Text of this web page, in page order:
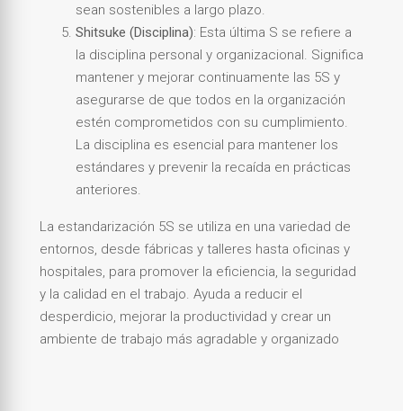
sean sostenibles a largo plazo.
Shitsuke (Disciplina): Esta última S se refiere a
la disciplina personal y organizacional. Significa
mantener y mejorar continuamente las 5S y
asegurarse de que todos en la organización
estén comprometidos con su cumplimiento.
La disciplina es esencial para mantener los
estándares y prevenir la recaída en prácticas
anteriores.
La estandarización 5S se utiliza en una variedad de
entornos, desde fábricas y talleres hasta oficinas y
hospitales, para promover la eficiencia, la seguridad
y la calidad en el trabajo. Ayuda a reducir el
desperdicio, mejorar la productividad y crear un
ambiente de trabajo más agradable y organizado